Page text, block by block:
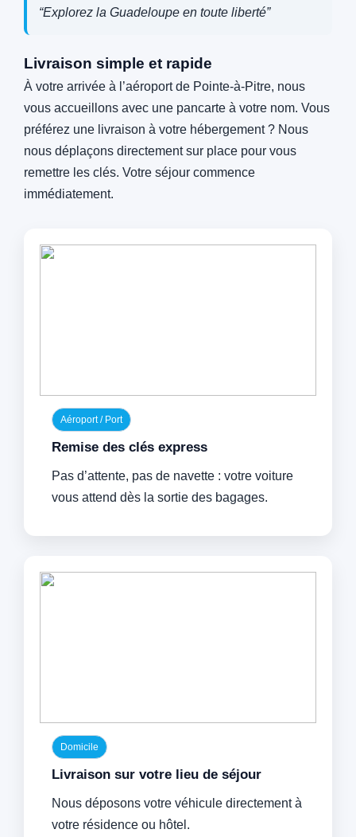
“Explorez la Guadeloupe en toute liberté”
Livraison simple et rapide
À votre arrivée à l’aéroport de Pointe‑à‑Pitre, nous
vous accueillons avec une pancarte à votre nom. Vous
préférez une livraison à votre hébergement ? Nous
nous déplaçons directement sur place pour vous
remettre les clés. Votre séjour commence
immédiatement.
Aéroport / Port
Remise des clés express
Pas d’attente, pas de navette : votre voiture
vous attend dès la sortie des bagages.
Domicile
Livraison sur votre lieu de séjour
Nous déposons votre véhicule directement à
votre résidence ou hôtel.